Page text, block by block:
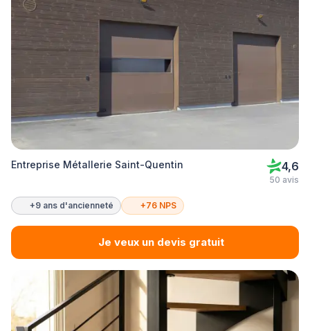
Entreprise Métallerie Saint-Quentin 4,6
50 avis
+9 ans d'ancienneté +76 NPS
Je veux un devis gratuit